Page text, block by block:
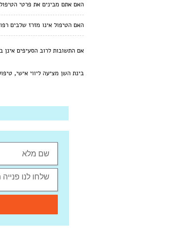
האם אתם מבינים את פרטי
האם הטיפול אינו מזרז שלבים
אם התשובות לרוב הסעיפים אינן
בינת השן מציעה ליווי אישי,